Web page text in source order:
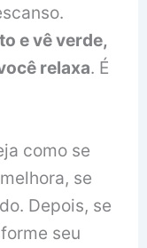
e vê verde,
relaxa. É
como se
se
Depois, se
seu